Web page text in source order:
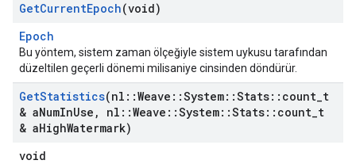
GetCurrentEpoch(void)
Epoch
Bu yöntem, sistem zaman ölçeğiyle sistem uykusu tarafından
düzeltilen geçerli dönemi milisaniye cinsinden döndürür.
GetStatistics(nl ::Weave ::System::Stats:: count t
& aNumInUse , nl ::Weave ::System::Stats:: count t
& aHighWatermark)
void